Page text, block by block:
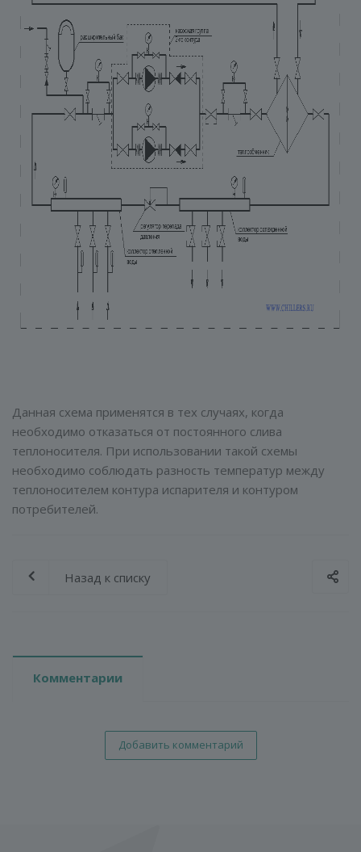
Данная схема применятся в тех случаях, когда
необходимо отказаться от постоянного слива
теплоносителя. При использовании такой схемы
необходимо соблюдать разность температур между
теплоносителем контура испарителя и контуром
потребителей.
Назад к списку
Комментарии
Добавить комментарий